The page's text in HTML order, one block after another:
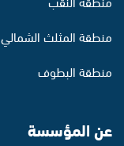
منطقة المثلث الشمالي
منطقة البطوف
عن المؤسسة